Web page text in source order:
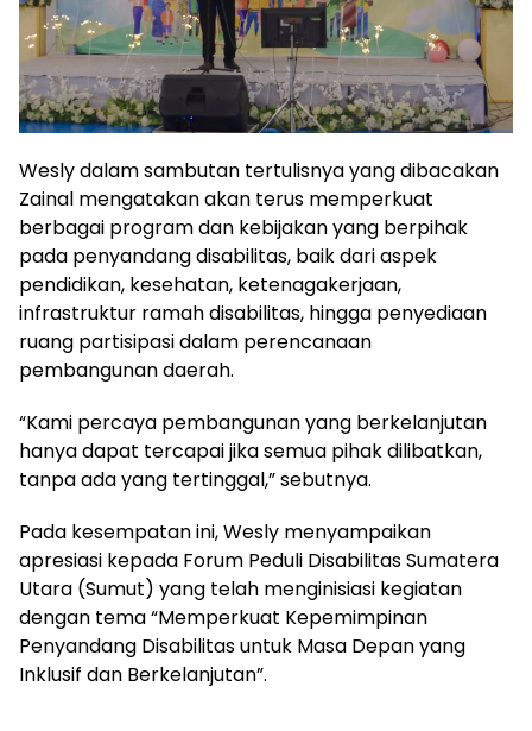
Wesly dalam sambutan tertulisnya yang dibacakan
Zainal mengatakan akan terus memperkuat
berbagai program dan kebijakan yang berpihak
pada penyandang disabilitas, baik dari aspek
pendidikan, kesehatan, ketenagakerjaan,
infrastruktur ramah disabilitas, hingga penyediaan
ruang partisipasi dalam perencanaan
pembangunan daerah.
“Kami percaya pembangunan yang berkelanjutan
hanya dapat tercapai jika semua pihak dilibatkan,
tanpa ada yang tertinggal,” sebutnya.
Pada kesempatan ini, Wesly menyampaikan
apresiasi kepada Forum Peduli Disabilitas Sumatera
Utara (Sumut) yang telah menginisiasi kegiatan
dengan tema “Memperkuat Kepemimpinan
Penyandang Disabilitas untuk Masa Depan yang
Inklusif dan Berkelanjutan”.